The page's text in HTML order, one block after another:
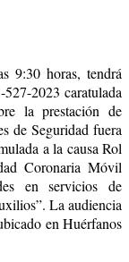
9:30 horas, tendrá
2023 caratulada
la prestación de
de Seguridad fuera
a la causa Rol
Coronaria Móvil
en servicios de
La audiencia
en Huérfanos